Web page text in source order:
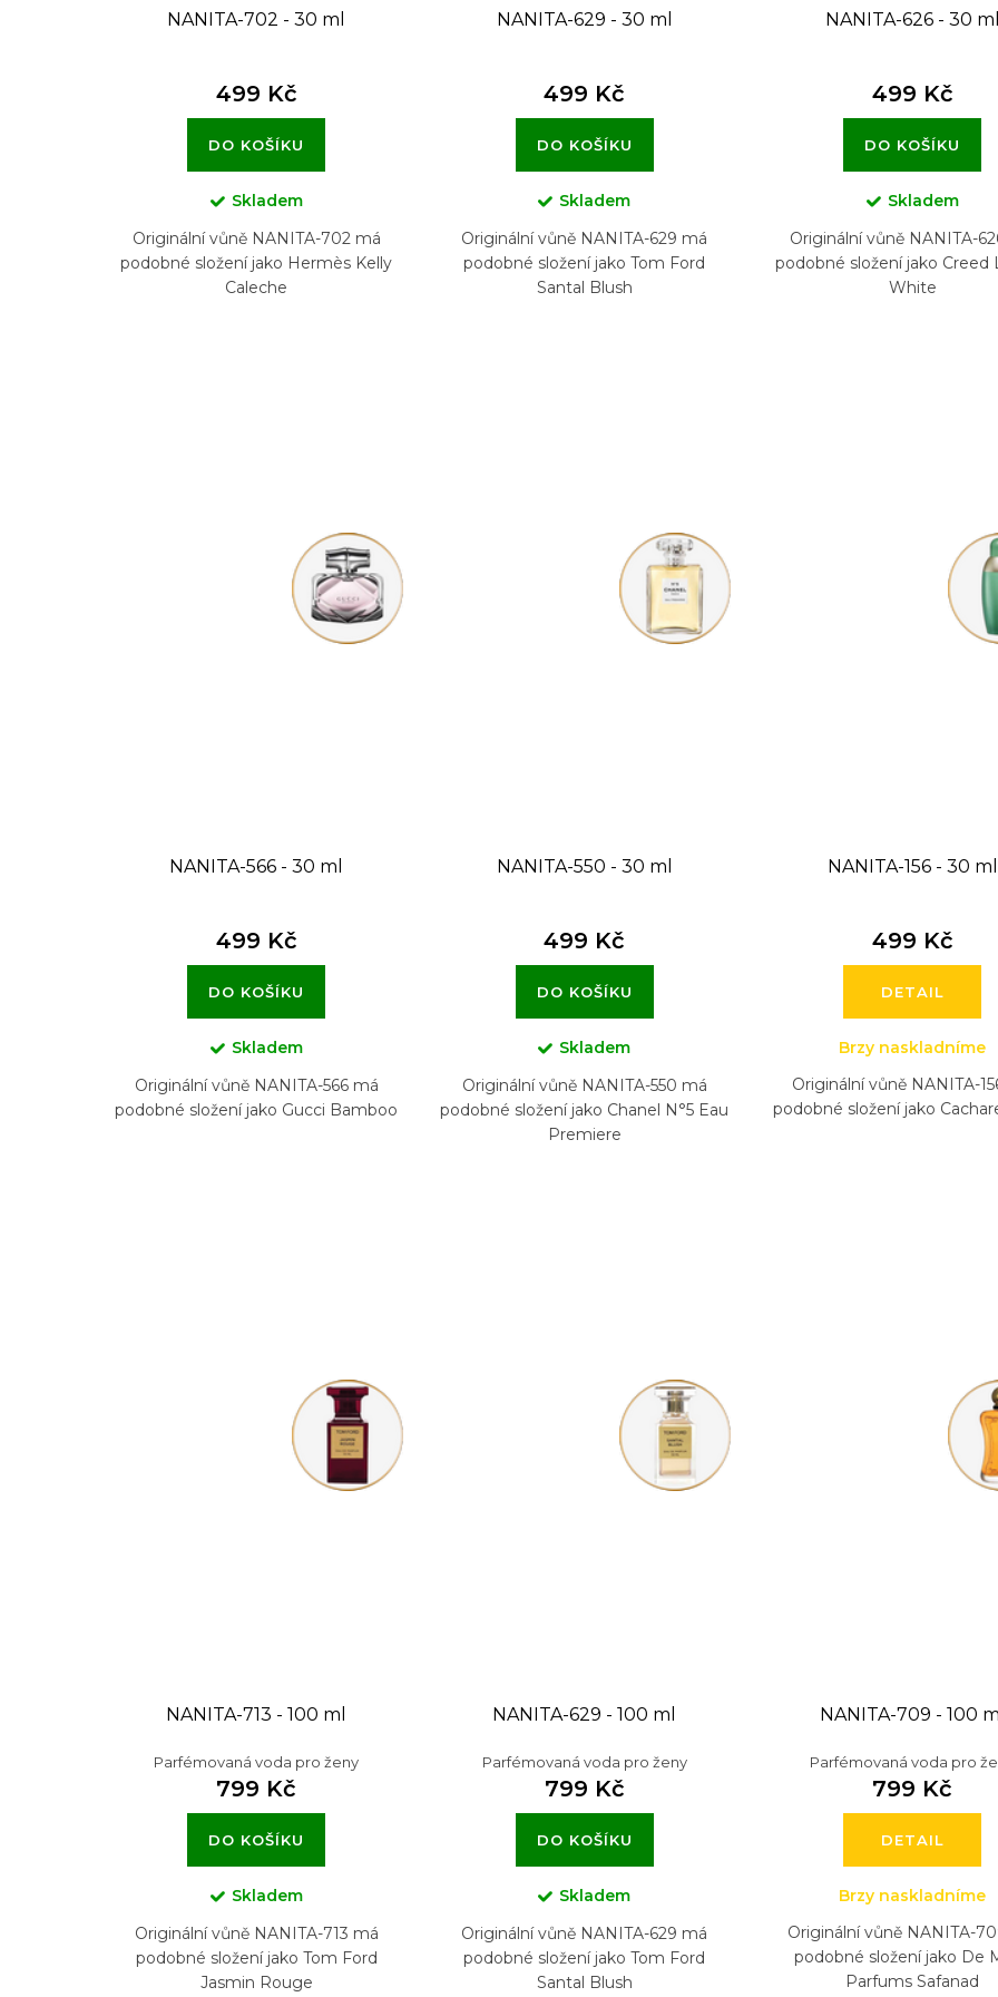
NANITA-702 - 30 ml
499 Kč
DO KOŠÍKU
Skladem
Originální vůně NANITA-702 má
podobné složení jako Hermès Kelly
Caleche
NANITA-629 - 30 ml
499 Kč
DO KOŠÍKU
Skladem
Originální vůně NANITA-629 má
podobné složení jako Tom Ford
Santal Blush
NANITA-626 - 30
499 Kč
DO KOŠÍKU
Skladem
Originální vůně NANITA-
podobné složení jako Creed
White
NANITA-566 - 30 ml
499 Kč
DO KOŠÍKU
Skladem
Originální vůně NANITA-566 má
podobné složení jako Gucci Bamboo
NANITA-550 - 30 ml
499 Kč
DO KOŠÍKU
Skladem
Originální vůně NANITA-550 má
podobné složení jako Chanel N°5 Eau
Premiere
NANITA-156 - 30 ml
499 Kč
DETAIL
Brzy naskladníme
Originální vůně NANITA-
podobné složení jako
NANITA-713 - 100 ml
Parfémovaná voda pro ženy
799 Kč
DO KOŠÍKU
Skladem
Originální vůně NANITA-713 má
podobné složení jako Tom Ford
Jasmin Rouge
NANITA-629 - 100 ml
Parfémovaná voda pro ženy
799 Kč
DO KOŠÍKU
Skladem
Originální vůně NANITA-629 má
podobné složení jako Tom Ford
Santal Blush
NANITA-709 - 100
Parfémovaná voda pro
799 Kč
DETAIL
Brzy naskladníme
Originální vůně NANITA-
podobné složení jako De
Parfums Safanad